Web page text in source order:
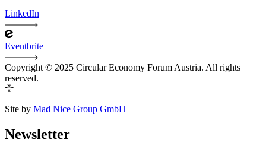
LinkedIn
Eventbrite
Copyright © 2025 Circular Economy Forum Austria. All rights
reserved.
Site by Mad Nice Group GmbH
Newsletter